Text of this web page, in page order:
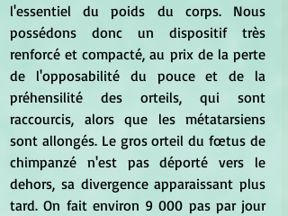
l'essentiel du poids du corps. Nous
possédons donc un dispositif très
renforcé et compacté, au prix de la perte
de l'opposabilité du pouce et de la
préhensilité des orteils, qui sont
raccourcis, alors que les métatarsiens
sont allongés. Le gros orteil du fœtus de
chimpanzé n'est pas déporté vers le
dehors, sa divergence apparaissant plus
tard. On fait environ 9 000 pas par jour